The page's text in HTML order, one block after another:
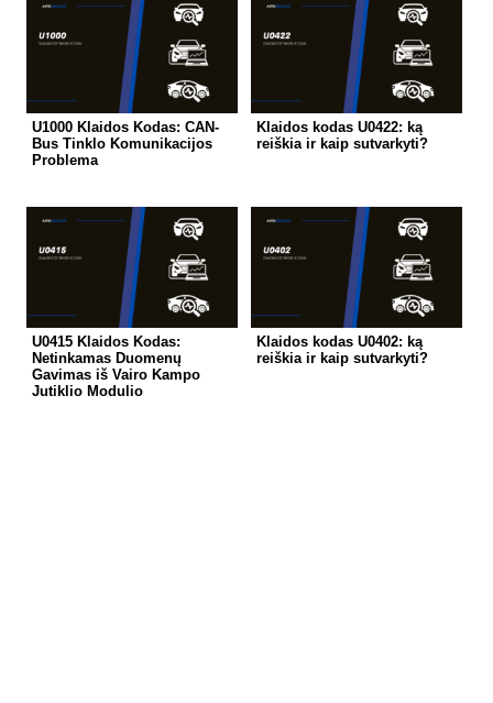
U1000 Klaidos Kodas: CAN-
Bus Tinklo Komunikacijos
Problema
Klaidos kodas U0422: ką
reiškia ir kaip sutvarkyti?
U0415 Klaidos Kodas:
Netinkamas Duomenų
Gavimas iš Vairo Kampo
Jutiklio Modulio
Klaidos kodas U0402: ką
reiškia ir kaip sutvarkyti?